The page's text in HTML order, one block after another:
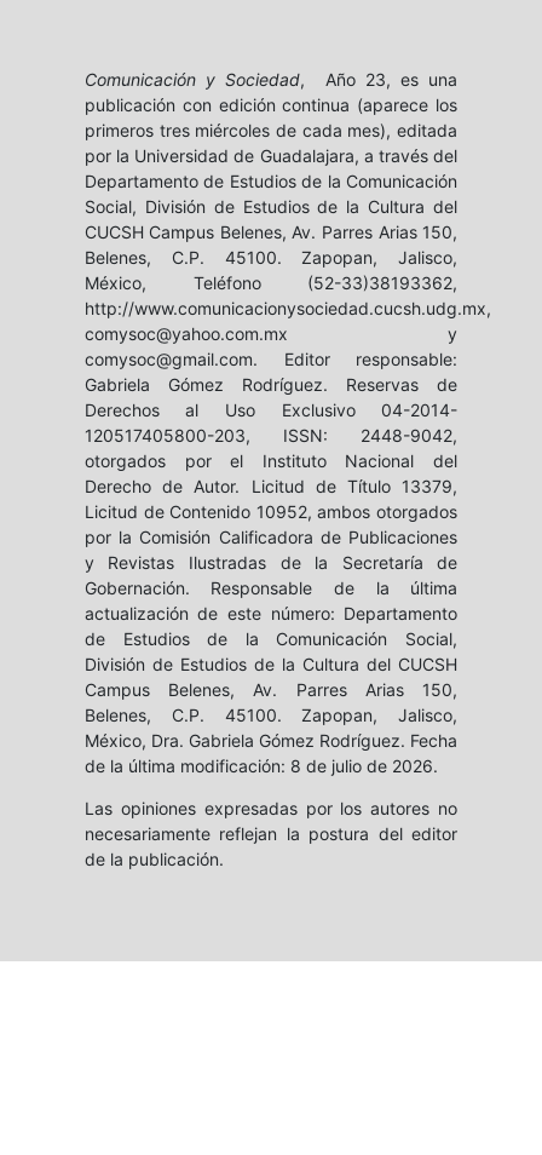
Comunicación y Sociedad, Año 23, es una
publicación con edición continua (aparece los
primeros tres miércoles de cada mes), editada
por la Universidad de Guadalajara, a través del
Departamento de Estudios de la Comunicación
Social, División de Estudios de la Cultura del
CUCSH Campus Belenes, Av. Parres Arias 150,
Belenes, C.P. 45100. Zapopan, Jalisco,
México, Teléfono (52-33)38193362,
http://www.comunicacionysociedad.cucsh.udg.mx,
comysoc@yahoo.com.mx y
comysoc@gmail.com. Editor responsable:
Gabriela Gómez Rodríguez. Reservas de
Derechos al Uso Exclusivo 04-2014-
120517405800-203, ISSN: 2448-9042,
otorgados por el Instituto Nacional del
Derecho de Autor. Licitud de Título 13379,
Licitud de Contenido 10952, ambos otorgados
por la Comisión Calificadora de Publicaciones
y Revistas Ilustradas de la Secretaría de
Gobernación. Responsable de la última
actualización de este número: Departamento
de Estudios de la Comunicación Social,
División de Estudios de la Cultura del CUCSH
Campus Belenes, Av. Parres Arias 150,
Belenes, C.P. 45100. Zapopan, Jalisco,
México, Dra. Gabriela Gómez Rodríguez. Fecha
de la última modificación: 8 de julio de 2026.
Las opiniones expresadas por los autores no
necesariamente reflejan la postura del editor
de la publicación.